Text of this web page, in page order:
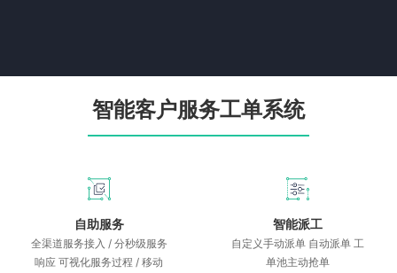
智能客户服务工单系统
自助服务
全渠道服务接入 / 分秒级服务
响应 可视化服务过程 / 移动
智能派工
自定义手动派单 自动派单 工
单池主动抢单